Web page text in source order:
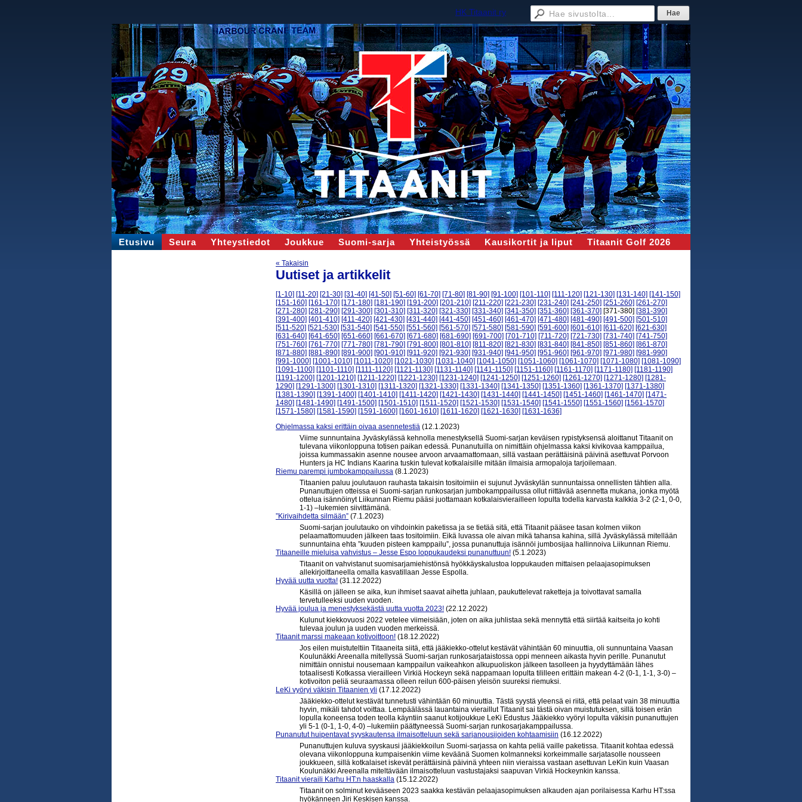
HK Titaanit ry
Etusivu Seura Yhteystiedot Joukkue Suomi-sarja Yhteistyössä Kausikortit ja liput Titaanit Golf 2026
« Takaisin
Uutiset ja artikkelit
[1-10] [11-20] [21-30] [31-40] [41-50] [51-60] [61-70] [71-80] [81-90] [91-100] [101-110] [111-120] [121-130] [131-140] [141-150]
[151-160] [161-170] [171-180] [181-190] [191-200] [201-210] [211-220] [221-230] [231-240] [241-250] [251-260] [261-270]
[271-280] [281-290] [291-300] [301-310] [311-320] [321-330] [331-340] [341-350] [351-360] [361-370] [371-380] [381-390]
[391-400] [401-410] [411-420] [421-430] [431-440] [441-450] [451-460] [461-470] [471-480] [481-490] [491-500] [501-510]
[511-520] [521-530] [531-540] [541-550] [551-560] [561-570] [571-580] [581-590] [591-600] [601-610] [611-620] [621-630]
[631-640] [641-650] [651-660] [661-670] [671-680] [681-690] [691-700] [701-710] [711-720] [721-730] [731-740] [741-750]
[751-760] [761-770] [771-780] [781-790] [791-800] [801-810] [811-820] [821-830] [831-840] [841-850] [851-860] [861-870]
[871-880] [881-890] [891-900] [901-910] [911-920] [921-930] [931-940] [941-950] [951-960] [961-970] [971-980] [981-990]
[991-1000] [1001-1010] [1011-1020] [1021-1030] [1031-1040] [1041-1050] [1051-1060] [1061-1070] [1071-1080] [1081-1090]
[1091-1100] [1101-1110] [1111-1120] [1121-1130] [1131-1140] [1141-1150] [1151-1160] [1161-1170] [1171-1180] [1181-1190]
[1191-1200] [1201-1210] [1211-1220] [1221-1230] [1231-1240] [1241-1250] [1251-1260] [1261-1270] [1271-1280] [1281-
1290] [1291-1300] [1301-1310] [1311-1320] [1321-1330] [1331-1340] [1341-1350] [1351-1360] [1361-1370] [1371-1380]
[1381-1390] [1391-1400] [1401-1410] [1411-1420] [1421-1430] [1431-1440] [1441-1450] [1451-1460] [1461-1470] [1471-
1480] [1481-1490] [1491-1500] [1501-1510] [1511-1520] [1521-1530] [1531-1540] [1541-1550] [1551-1560] [1561-1570]
[1571-1580] [1581-1590] [1591-1600] [1601-1610] [1611-1620] [1621-1630] [1631-1636]
Ohjelmassa kaksi erittäin oivaa asennetestiä (12.1.2023)
Viime sunnuntaina Jyväskylässä kehnolla menestyksellä Suomi-sarjan keväisen rypistyksensä aloittanut Titaanit on
tulevana viikonloppuna totisen paikan edessä. Punanutuilla on nimittäin ohjelmassa kaksi kivikovaa kamppailua,
joissa kummassakin asenne nousee arvoon arvaamattomaan, sillä vastaan perättäisinä päivinä asettuvat Porvoon
Hunters ja HC Indians Kaarina tuskin tulevat kotkalaisille mitään ilmaisia armopaloja tarjoilemaan.
Riemu parempi jumbokamppailussa (8.1.2023)
Titaanien paluu joulutauon rauhasta takaisin tositoimiin ei sujunut Jyväskylän sunnuntaissa onnellisten tähtien alla.
Punanuttujen otteissa ei Suomi-sarjan runkosarjan jumbokamppailussa ollut riittävää asennetta mukana, jonka myötä
ottelua isännöinyt Liikunnan Riemu pääsi juottamaan kotkalaisvierailleen lopulta todella karvasta kalkkia 3-2 (2-1, 0-0,
1-1) –lukemien siivittämänä.
”Kirivaihdetta silmään” (7.1.2023)
Suomi-sarjan joulutauko on vihdoinkin paketissa ja se tietää sitä, että Titaanit pääsee tasan kolmen viikon
pelaamattomuuden jälkeen taas tositoimiin. Eikä luvassa ole aivan mikä tahansa kahina, sillä Jyväskylässä mitellään
sunnuntaina ehta ”kuuden pisteen kamppailu”, jossa punanuttuja isännöi jumbosijaa hallinnoiva Liikunnan Riemu.
Titaaneille mieluisa vahvistus – Jesse Espo loppukaudeksi punanuttuun! (5.1.2023)
Titaanit on vahvistanut suomisarjamiehistönsä hyökkäyskalustoa loppukauden mittaisen pelaajasopimuksen
allekirjoittaneella omalla kasvatillaan Jesse Espolla.
Hyvää uutta vuotta! (31.12.2022)
Käsillä on jälleen se aika, kun ihmiset saavat aihetta juhlaan, paukuttelevat raketteja ja toivottavat samalla
tervetulleeksi uuden vuoden.
Hyvää joulua ja menestyksekästä uutta vuotta 2023! (22.12.2022)
Kulunut kiekkovuosi 2022 vetelee viimeisiään, joten on aika juhlistaa sekä mennyttä että siirtää kaitseita jo kohti
tulevaa joulun ja uuden vuoden merkeissä.
Titaanit marssi makeaan kotivoittoon! (18.12.2022)
Jos eilen muistuteltiin Titaaneita siitä, että jääkiekko-ottelut kestävät vähintään 60 minuuttia, oli sunnuntaina Vaasan
Koulunäkki Areenalla mitellyssä Suomi-sarjan runkosarjataistossa oppi menneen aikasta hyvin perille. Punanutut
nimittäin onnistui nousemaan kamppailun vaikeahkon alkupuoliskon jälkeen tasolleen ja hyydyttämään lähes
totaalisesti Kotkassa vierailleen Virkiä Hockeyn sekä nappamaan lopulta tililleen erittäin makean 4-2 (0-1, 1-1, 3-0) –
kotivoiton peliä seuraamassa olleen reilun 600-päisen yleisön suureksi riemuksi.
LeKi vyöryi väkisin Titaanien yli (17.12.2022)
Jääkiekko-ottelut kestävät tunnetusti vähintään 60 minuuttia. Tästä syystä yleensä ei riitä, että pelaat vain 38 minuuttia
hyvin, mikäli tahdot voittaa. Lempäälässä lauantaina vieraillut Titaanit sai tästä oivan muistutuksen, sillä toisen erän
lopulla koneensa toden teolla käyntiin saanut kotijoukkue LeKi Edustus Jääkiekko vyöryi lopulta väkisin punanuttujen
yli 5-1 (0-1, 1-0, 4-0) –lukemiin päättyneessä Suomi-sarjan runkosarjakamppailussa.
Punanutut huipentavat syyskautensa ilmaisotteluun sekä sarjanousijoiden kohtaamisiin (16.12.2022)
Punanuttujen kuluva syyskausi jääkiekkoilun Suomi-sarjassa on kahta peliä vaille paketissa. Titaanit kohtaa edessä
olevana viikonloppuna kumpaisenkin viime keväänä Suomen kolmanneksi korkeimmalle sarjatasolle nousseen
joukkueen, sillä kotkalaiset iskevät perättäisinä päivinä yhteen niin vieraissa vastaan asettuvan LeKin kuin Vaasan
Koulunäkki Areenalla miteltävään ilmaisotteluun vastustajaksi saapuvan Virkiä Hockeynkin kanssa.
Titaanit vieraili Karhu HT:n haaskalla (15.12.2022)
Titaanit on solminut kevääseen 2023 saakka kestävän pelaajasopimuksen alkauden ajan porilaisessa Karhu HT:ssa
hyökänneen Jiri Keskisen kanssa.